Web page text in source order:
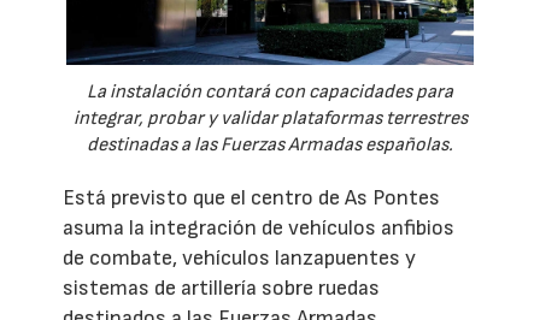
La instalación contará con capacidades para
integrar, probar y validar plataformas terrestres
destinadas a las Fuerzas Armadas españolas.
Está previsto que el centro de As Pontes
asuma la integración de vehículos anfibios
de combate, vehículos lanzapuentes y
sistemas de artillería sobre ruedas